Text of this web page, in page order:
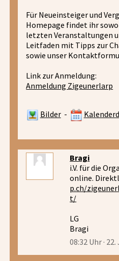
Für Neueinsteiger und
Homepage findet ihr
letzten Veranstaltungen
Leitfaden mit Tipps zur
sowie unser
Link zur Anmeldung:
Anmeldung Zigeunerlarp
Bilder-
Bragi
i.V. für die
online.
p.ch/
t/
LG
Bragi
08:32 Uhr ·